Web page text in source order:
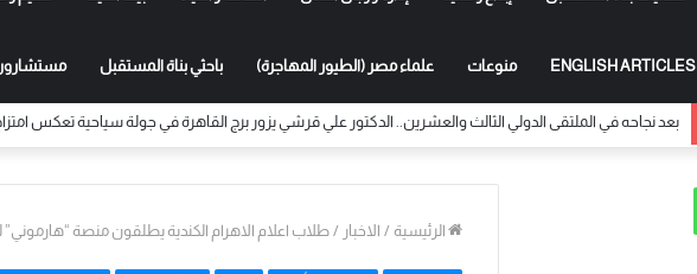
ENGLISH ARTICLES منوعات علماء مصر (الطيور المهاجرة) باحثي بناة المستقبل
بعد نجاحه في الملتقى الدولي بالأزهر الشريف.. الباحث المغربي محمد حممات يختتم رحلته بأداء مناسك العمرة في
الرئيسية / الاخبار / طلاب اعلام الاهرام الكندية يطلقون منصة “هارموني”